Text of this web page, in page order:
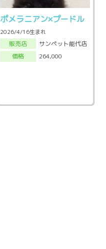
ポメラニアン×プードル
2026/4/16生まれ
販売店
サンペット能代店
価格
264,000